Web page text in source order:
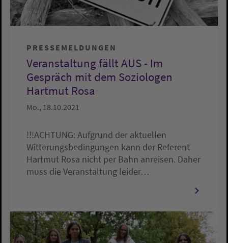
PRESSEMELDUNGEN
Veranstaltung fällt AUS - Im
Gespräch mit dem Soziologen
Hartmut Rosa
Mo., 18.10.2021
!!!ACHTUNG: Aufgrund der aktuellen
Witterungsbedingungen kann der Referent
Hartmut Rosa nicht per Bahn anreisen. Daher
muss die Veranstaltung leider…